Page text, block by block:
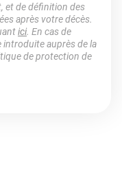
et de définition des
après votre décès.
ici. En cas de
auprès de la
de protection de